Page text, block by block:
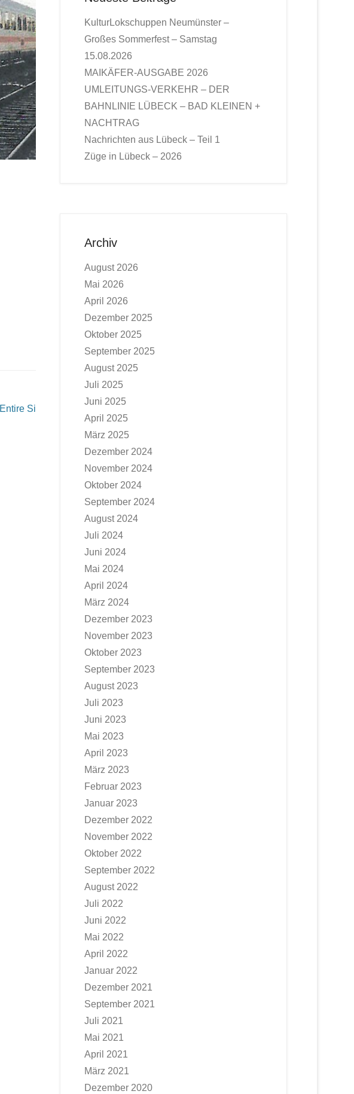
Entire Si
KulturLokschuppen Neumünster –
Großes Sommerfest – Samstag
15.08.2026
MAIKÄFER-AUSGABE 2026
UMLEITUNGS-VERKEHR – DER
BAHNLINIE LÜBECK – BAD KLEINEN +
NACHTRAG
Nachrichten aus Lübeck – Teil 1
Züge in Lübeck – 2026
Archiv
August 2026
Mai 2026
April 2026
Dezember 2025
Oktober 2025
September 2025
August 2025
Juli 2025
Juni 2025
April 2025
März 2025
Dezember 2024
November 2024
Oktober 2024
September 2024
August 2024
Juli 2024
Juni 2024
Mai 2024
April 2024
März 2024
Dezember 2023
November 2023
Oktober 2023
September 2023
August 2023
Juli 2023
Juni 2023
Mai 2023
April 2023
März 2023
Februar 2023
Januar 2023
Dezember 2022
November 2022
Oktober 2022
September 2022
August 2022
Juli 2022
Juni 2022
Mai 2022
April 2022
Januar 2022
Dezember 2021
September 2021
Juli 2021
Mai 2021
April 2021
März 2021
Dezember 2020